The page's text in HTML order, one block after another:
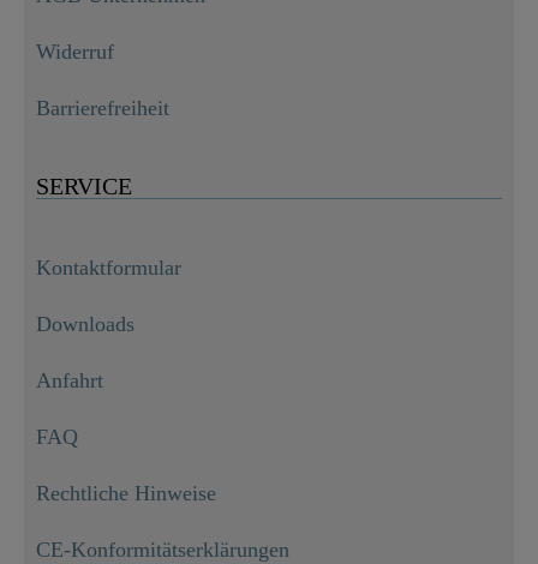
Widerruf
Barrierefreiheit
SERVICE
Kontaktformular
Downloads
Anfahrt
FAQ
Rechtliche Hinweise
CE-Konformitätserklärungen